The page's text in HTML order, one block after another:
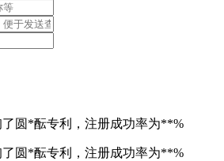
了圆*酝专利，注册成功率为**%
了圆*酝专利，注册成功率为**%